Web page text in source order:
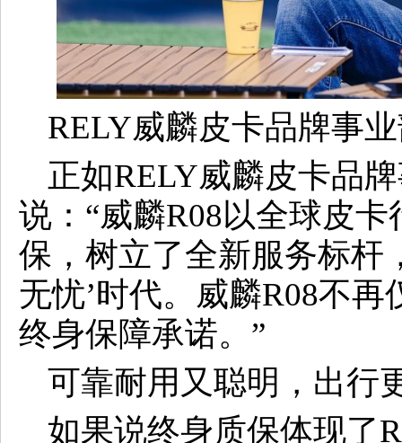
RELY威麟皮卡品牌事
正如RELY威麟皮卡品
说：“威麟R08以全球皮
保，树立了全新服务标杆
无忧’时代。威麟R08不
终身保障承诺。”
可靠耐用又聪明，出行
如果说终身质保体现了